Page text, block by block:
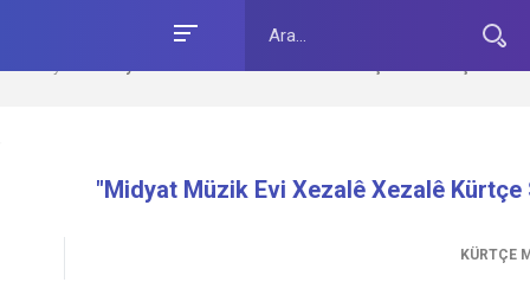
"Midyat Müzik Evi Xezalê Xezalê
KÜRTÇE